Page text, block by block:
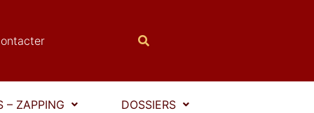
– ZAPPING DOSSIERS